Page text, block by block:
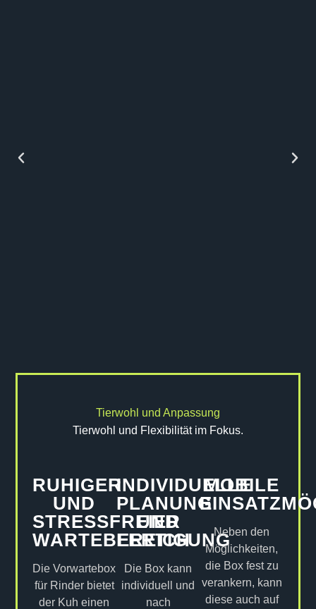
Tierwohl und Anpassung
Tierwohl und Flexibilität im Fokus.
RUHIGER
UND
STRESSFREIER
WARTEBEREICH
Die Vorwartebox
für Rinder bietet
der Kuh einen
INDIVIDUELLE
PLANUNG
UND
FERTIGUNG
Die Box kann
individuell und
nach
MOBILE
Neben den
Möglichkeiten,
die Box fest zu
verankern, kann
diese auch auf